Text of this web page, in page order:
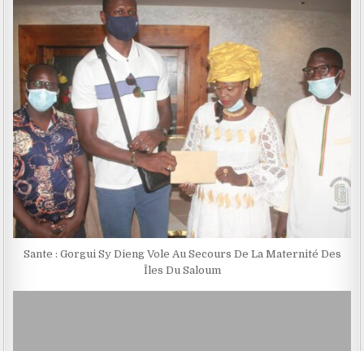
Sante : Gorgui Sy Dieng Vole Au Secours De La Maternité Des
Îles Du Saloum